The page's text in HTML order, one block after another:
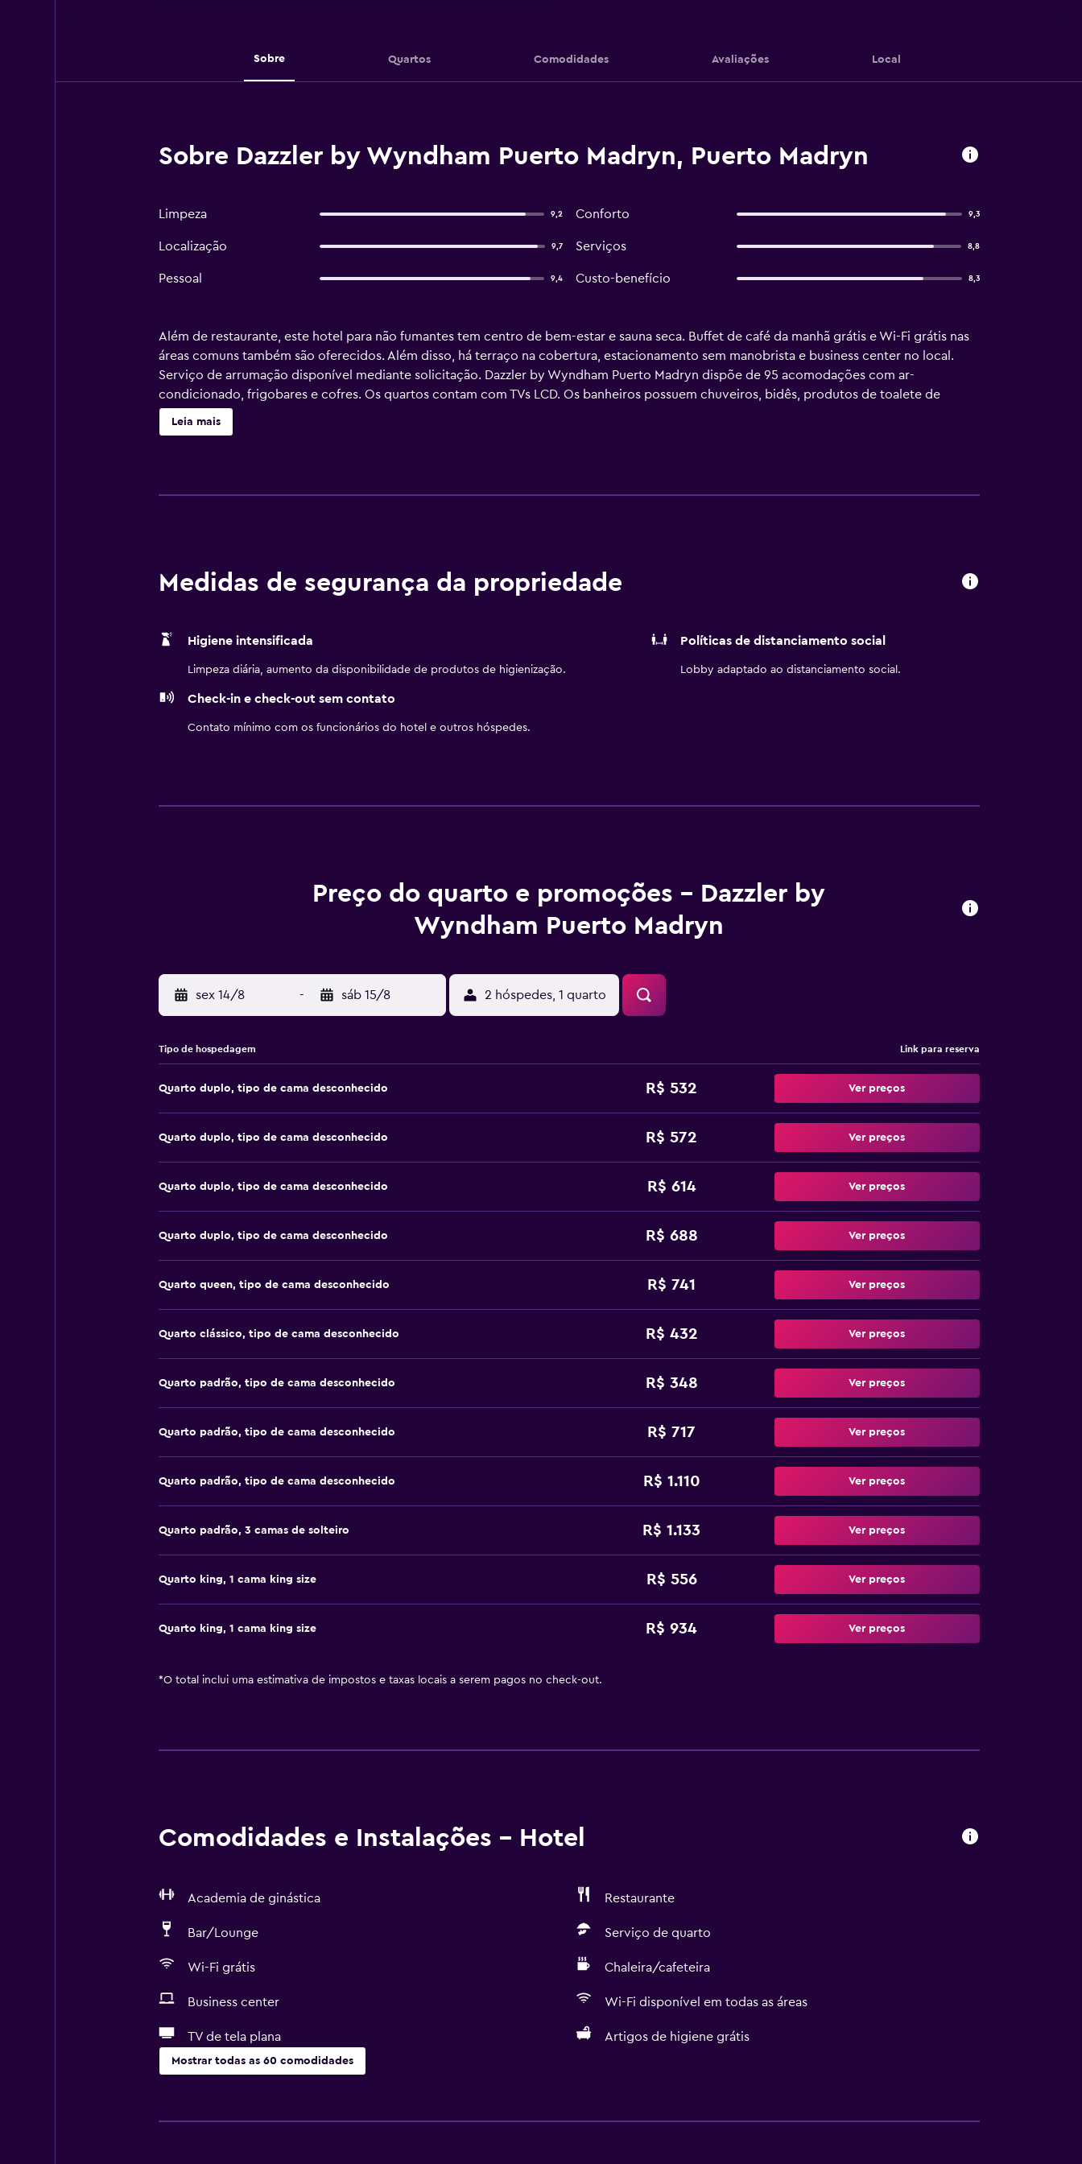
Sobre Quartos Comodidades Avaliações Local
Sobre Dazzler by Wyndham Puerto Madryn, Puerto Madryn
Limpeza 9,2 Conforto 9,3
Localização 9,7 Serviços 8,8
Pessoal 9,4 Custo-benefício 8,3
Além de restaurante, este hotel para não fumantes tem centro de bem-estar e sauna seca. Buffet de café da manhã grátis e Wi-Fi grátis nas
áreas comuns também são oferecidos. Além disso, há terraço na cobertura, estacionamento sem manobrista e business center no local.
Serviço de arrumação disponível mediante solicitação. Dazzler by Wyndham Puerto Madryn dispõe de 95 acomodações com ar-
condicionado, frigobares e cofres. Os quartos contam com TVs LCD. Os banheiros possuem chuveiros, bidês, produtos de toalete de
cortesia e secadores de cabelo. Os hóspedes podem acessar Wi-Fi gratuitamente. Escrivaninhas e telefones estão disponíveis. Troca de
toalhas e troca de roupas de cama podem ser requisitados. O serviço de limpeza é fornecido diariamente. Hotel apresenta um centro de
Leia mais
Medidas de segurança da propriedade
Higiene intensificada
Limpeza diária, aumento da disponibilidade de produtos de higienização.
Políticas de distanciamento social
Lobby adaptado ao distanciamento social.
Check-in e check-out sem contato
Contato mínimo com os funcionários do hotel e outros hóspedes.
Preço do quarto e promoções - Dazzler by
Wyndham Puerto Madryn
sex 14/8 - sáb 15/8 2 hóspedes, 1 quarto
Tipo de hospedagem Link para reserva
Quarto duplo, tipo de cama desconhecido R$ 532 Ver preços
Quarto duplo, tipo de cama desconhecido R$ 572 Ver preços
Quarto duplo, tipo de cama desconhecido R$ 614 Ver preços
Quarto duplo, tipo de cama desconhecido R$ 688 Ver preços
Quarto queen, tipo de cama desconhecido R$ 741 Ver preços
Quarto clássico, tipo de cama desconhecido R$ 432 Ver preços
Quarto padrão, tipo de cama desconhecido R$ 348 Ver preços
Quarto padrão, tipo de cama desconhecido R$ 717 Ver preços
Quarto padrão, tipo de cama desconhecido R$ 1.110 Ver preços
Quarto padrão, 3 camas de solteiro R$ 1.133 Ver preços
Quarto king, 1 cama king size R$ 556 Ver preços
Quarto king, 1 cama king size R$ 934 Ver preços
*O total inclui uma estimativa de impostos e taxas locais a serem pagos no check-out.
Comodidades e Instalações - Hotel
Academia de ginástica Restaurante
Bar/Lounge Serviço de quarto
Wi-Fi grátis Chaleira/cafeteira
Business center Wi-Fi disponível em todas as áreas
TV de tela plana Artigos de higiene grátis
Mostrar todas as 60 comodidades
Wi-Fi grátis
Chaleira elétrica